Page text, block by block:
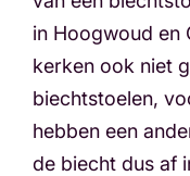
in Hoogwoud en
kerken ook niet
biechtstoelen,
hebben een
de biecht dus af